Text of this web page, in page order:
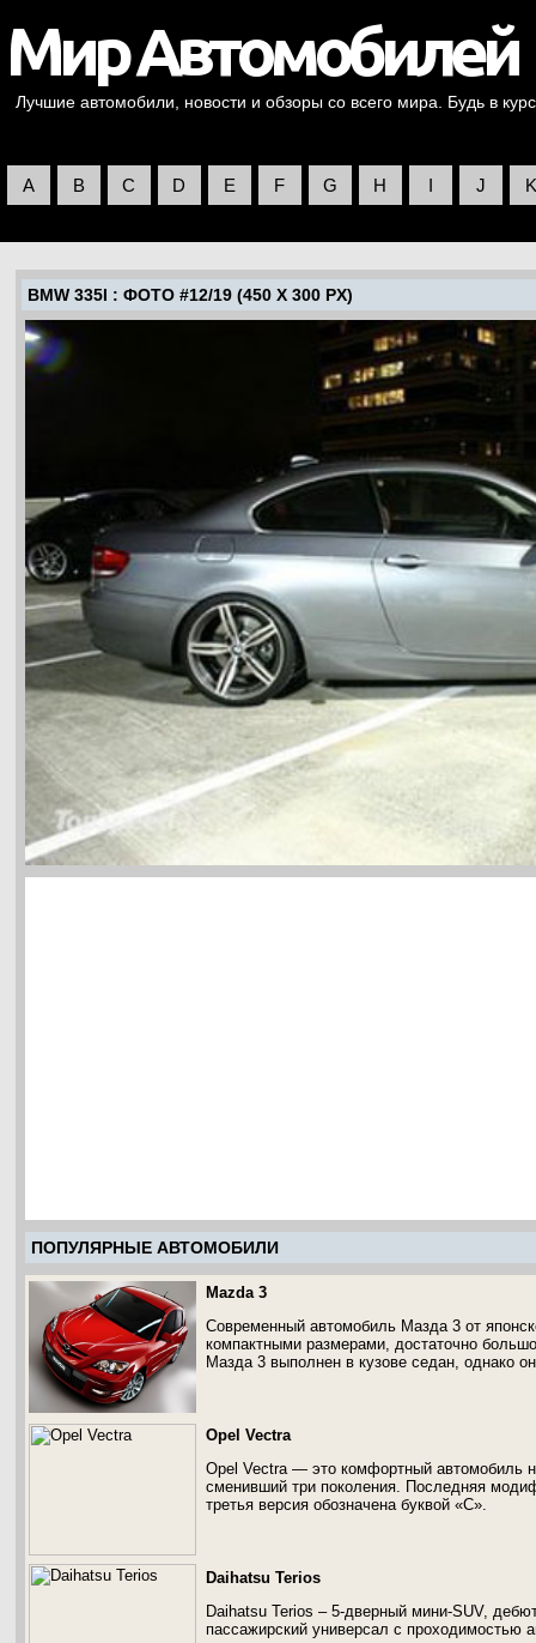
Лучшие автомобили, новости и обзоры со всего мира. Будь в
A B C D E F G H I J K
BMW 335I : ФОТО #12/19 (450 X 300 PX)
ПОПУЛЯРНЫЕ АВТОМОБИЛИ
Mazda 3
Современный автомобиль Мазда 3 от
компактными размерами, достаточно
Мазда 3 выполнен в кузове седан, однако
Opel Vectra
Opel Vectra — это комфортный автомобиль
сменивший три поколения. Последняя
третья версия обозначена буквой «С».
Daihatsu Terios
Daihatsu Terios – 5-дверный мини-SUV,
пассажирский универсал с проходимостью